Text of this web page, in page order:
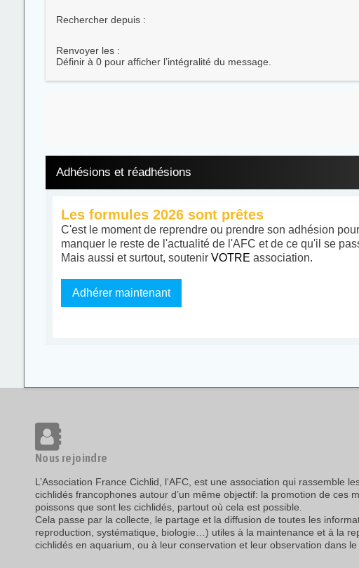
Rechercher depuis :
Renvoyer les :
Définir à 0 pour afficher l’intégralité du message.
Adhésions et réadhésions
Les formules 2026 sont prêtes
C'est le moment de reprendre ou prendre son adhésion
manquer le reste de l'actualité de l'AFC et de ce qu'il se
Mais aussi et surtout, soutenir VOTRE association.
Adhérer maintenant
Nous rejoindre
L’Association France Cichlid, l‘AFC, est une association qui rassemble
cichlidés francophones autour d’un même objectif: la promotion de ces
poissons que sont les cichlidés, partout où cela est possible.
Cela passe par la collecte, le partage et la diffusion de toutes les
reproduction, systématique, biologie…) utiles à la maintenance et à la
cichlidés en aquarium, ou à leur conservation et leur observation dans le